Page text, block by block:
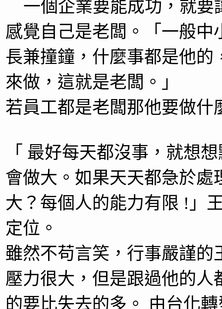
一個企業要能成功，就要
感覺自己是老闆。「一般中
長兼撞鐘，什麼事都是他的
來做，這就是老闆。」
若員工都是老闆那他要做什
「 最好每天都沒事，就想
會做大。如果天天都急於處
大？每個人的能力有限 !」
定位。
雖然不苟言笑，行事嚴謹的
壓力很大，但是跟過他的人
的要比失去的多。 由台化